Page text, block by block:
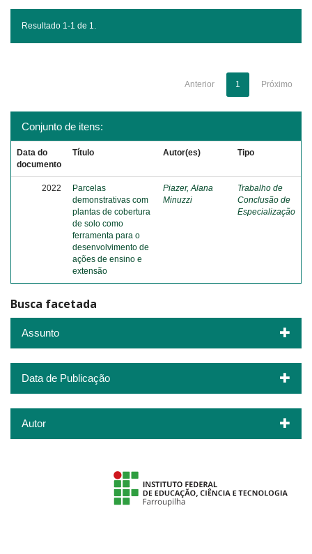
Resultado 1-1 de 1.
Anterior 1 Próximo
Conjunto de itens:
Data do
documento
Título Autor(es) Tipo
2022
Parcelas
demonstrativas com
plantas de cobertura
de solo como
ferramenta para o
desenvolvimento de
ações de ensino e
extensão
Piazer, Alana
Minuzzi
Trabalho de
Conclusão de
Especialização
Busca facetada
Assunto
Data de Publicação
Autor